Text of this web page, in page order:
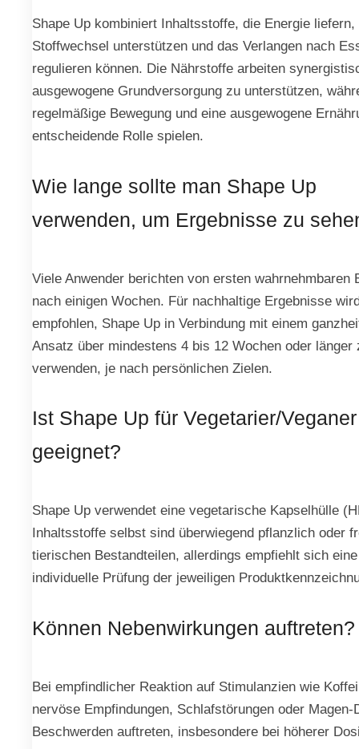
Shape Up kombiniert Inhaltsstoffe, die Energie liefern,
Stoffwechsel unterstützen und das Verlangen nach
regulieren können. Die Nährstoffe arbeiten
ausgewogene Grundversorgung zu unterstützen,
regelmäßige Bewegung und eine ausgewogene
entscheidende Rolle spielen.
Wie lange sollte man Shape Up
verwenden, um Ergebnisse zu
Viele Anwender berichten von ersten wahrnehmbaren
nach einigen Wochen. Für nachhaltige Ergebnisse
empfohlen, Shape Up in Verbindung mit einem
Ansatz über mindestens 4 bis 12 Wochen oder länger
verwenden, je nach persönlichen Zielen.
Ist Shape Up für Vegetarier/Veganer
geeignet?
Shape Up verwendet eine vegetarische Kapselhülle
Inhaltsstoffe selbst sind überwiegend pflanzlich oder
tierischen Bestandteilen, allerdings empfiehlt sich eine
individuelle Prüfung der jeweiligen
Können Nebenwirkungen auftreten?
Bei empfindlicher Reaktion auf Stimulanzien wie
nervöse Empfindungen, Schlafstörungen oder Magen-
Beschwerden auftreten, insbesondere bei höherer